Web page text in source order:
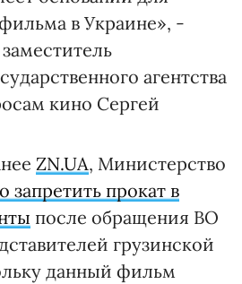
в Украине», -
агентства
кино Сергей
ZN.UA, Министерство
запретить прокат в
после обращения ВО
грузинской
данный фильм